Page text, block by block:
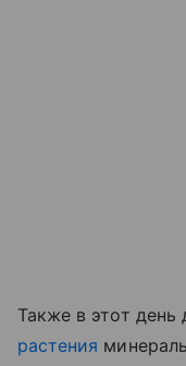
Также в этот
растения